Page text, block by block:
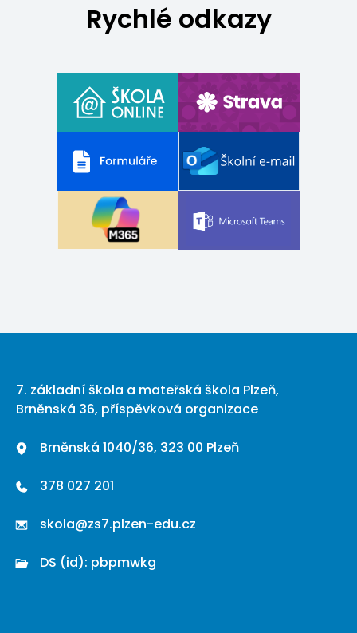
Rychlé odkazy
7. základní škola a mateřská škola Plzeň,
Brněnská 36, příspěvková organizace
Brněnská 1040/36, 323 00 Plzeň
378 027 201
skola@zs7.plzen-edu.cz
DS (id): pbpmwkg